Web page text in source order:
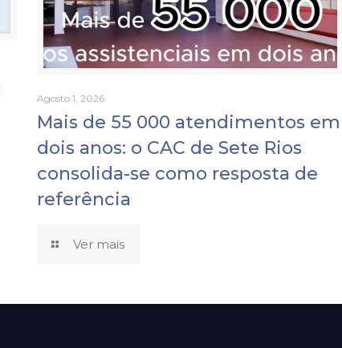
Agosto 1, 2026
Mais de 55 000 atendimentos em
dois anos: o CAC de Sete Rios
consolida-se como resposta de
referência
Ver mais